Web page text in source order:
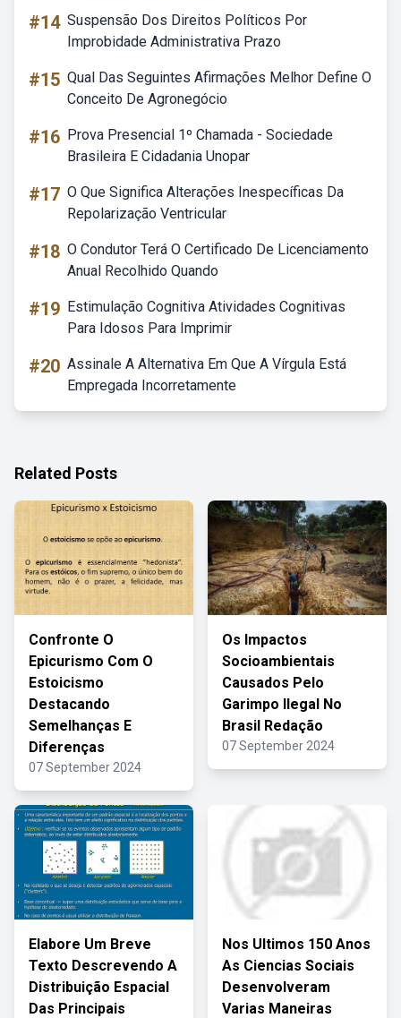
#14 Suspensão Dos Direitos Políticos Por
Improbidade Administrativa Prazo
#15 Qual Das Seguintes Afirmações Melhor Define O
Conceito De Agronegócio
#16 Prova Presencial 1º Chamada - Sociedade
Brasileira E Cidadania Unopar
#17 O Que Significa Alterações Inespecíficas Da
Repolarização Ventricular
#18 O Condutor Terá O Certificado De Licenciamento
Anual Recolhido Quando
#19 Estimulação Cognitiva Atividades Cognitivas
Para Idosos Para Imprimir
#20 Assinale A Alternativa Em Que A Vírgula Está
Empregada Incorretamente
Related Posts
Confronte O
Epicurismo Com O
Estoicismo
Destacando
Semelhanças E
Diferenças
07 September 2024
Os Impactos
Socioambientais
Causados Pelo
Garimpo Ilegal No
Brasil Redação
07 September 2024
Elabore Um Breve
Texto Descrevendo A
Distribuição Espacial
Das Principais
Nos Ultimos 150 Anos
As Ciencias Sociais
Desenvolveram
Varias Maneiras